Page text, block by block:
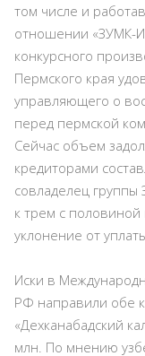
том числе и
отношении «ЗУМК-
конкурсного
Пермского края
управляющего о
перед пермской
Сейчас объем
кредиторами
совладелец
к трем с
уклонение от
Иски в
РФ направили обе
«Дехканабадский
млн. По мнению